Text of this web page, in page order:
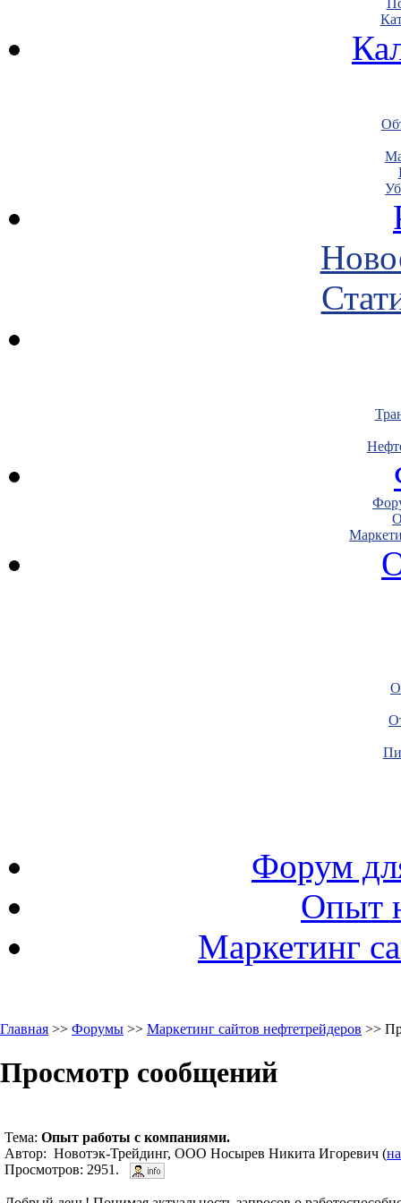
Форум
Опыт
Маркетинг
Главная >> Форумы >> Маркетинг сайтов нефтетрейдеров >>
Просмотр сообщений
Тема: Опыт работы с компаниями.
Автор: Новотэк-Трейдинг, ООО Носырев Никита Игоревич (
Просмотров: 2951.